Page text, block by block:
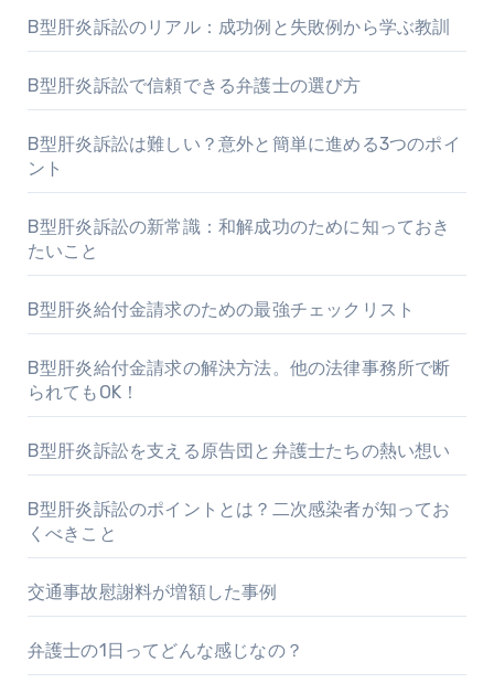
B型肝炎訴訟のリアル：成功例と失敗例から学ぶ教訓
B型肝炎訴訟で信頼できる弁護士の選び方
B型肝炎訴訟は難しい？意外と簡単に進める3つのポイ
ント
B型肝炎訴訟の新常識：和解成功のために知っておき
たいこと
B型肝炎給付金請求のための最強チェックリスト
B型肝炎給付金請求の解決方法。他の法律事務所で断
られてもOK！
B型肝炎訴訟を支える原告団と弁護士たちの熱い想い
B型肝炎訴訟のポイントとは？二次感染者が知ってお
くべきこと
交通事故慰謝料が増額した事例
弁護士の1日ってどんな感じなの？